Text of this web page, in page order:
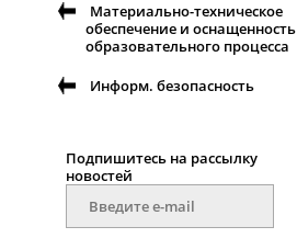
Материально-техническое
обеспечение и оснащенность
образовательного процесса
Информ. безопасность
Подпишитесь на рассылку
новоcтей